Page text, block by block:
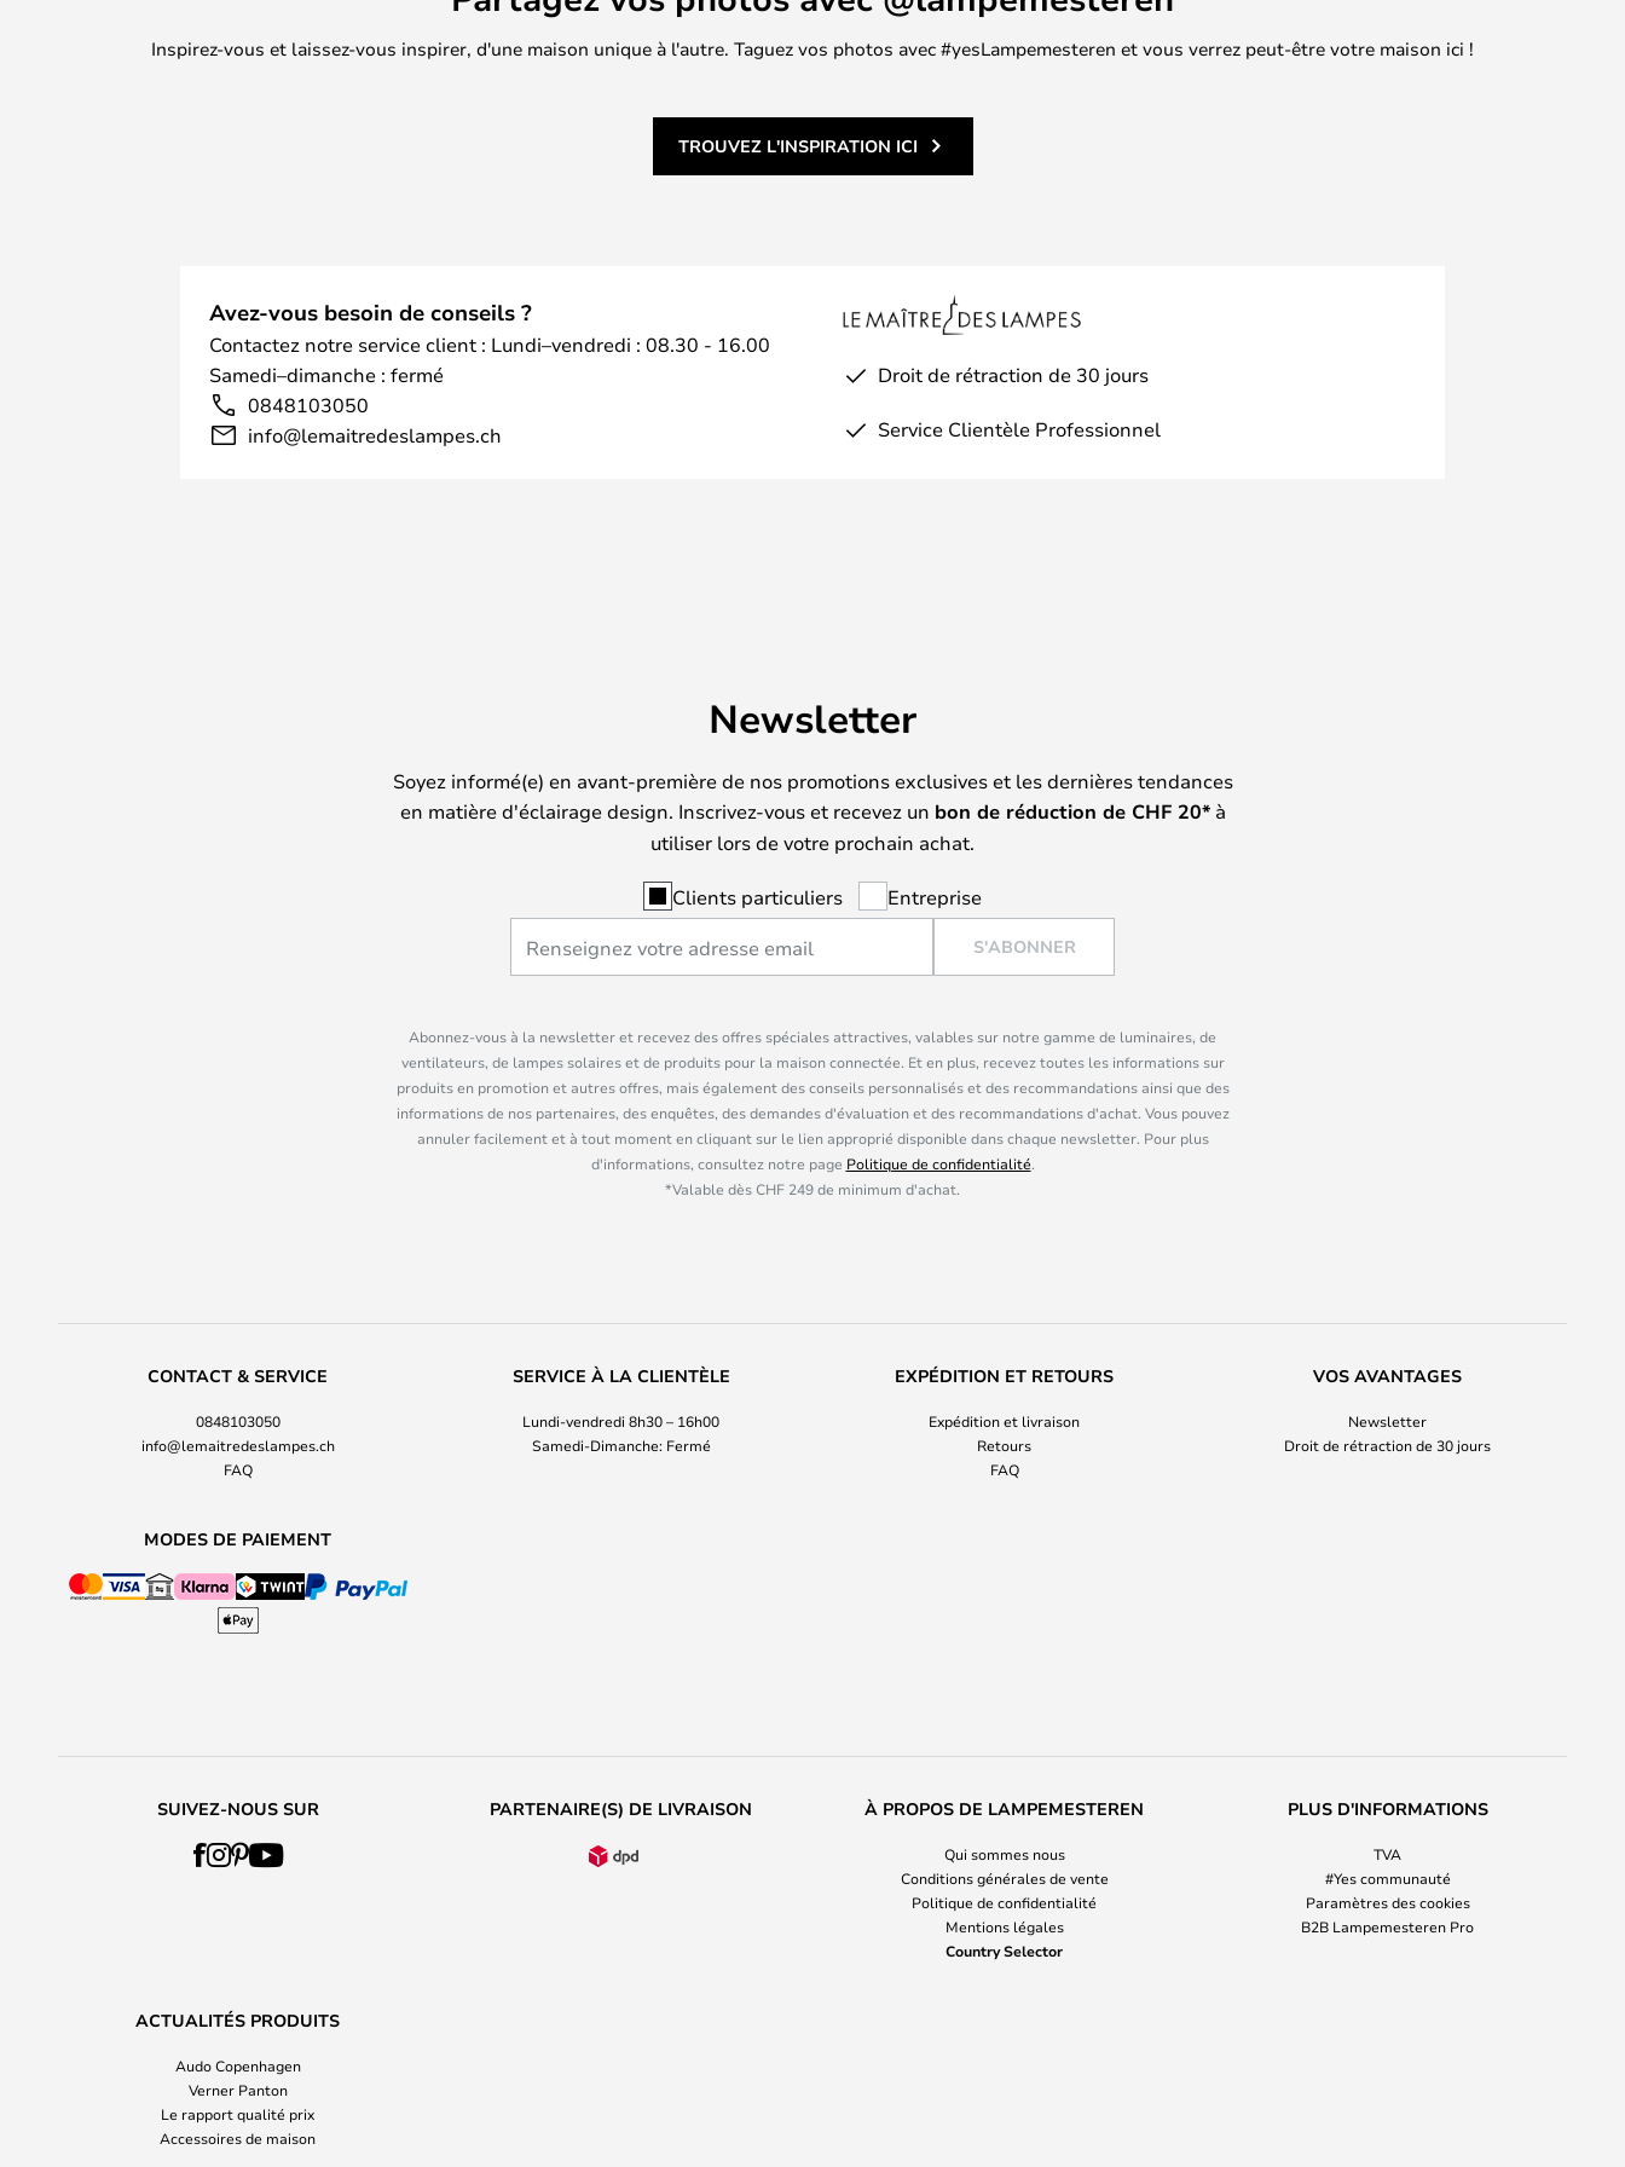
Inspirez-vous et laissez-vous inspirer, d'une maison unique à l'autre. Taguez vos photos avec #yesLampemesteren et vous verrez peut-être votre maison ici !
TROUVEZ L'INSPIRATION ICI
Avez-vous besoin de conseils ?
Contactez notre service client : Lundi–vendredi : 08.30 - 16.00
Samedi–dimanche : fermé
0848103050
info@lemaitredeslampes.ch
Droit de rétraction de 30 jours
Service Clientèle Professionnel
Newsletter
Soyez informé(e) en avant-première de nos promotions exclusives et les dernières tendances
en matière d'éclairage design. Inscrivez-vous et recevez un bon de réduction de CHF 20*à
utiliser lors de votre prochain achat.
Clients particuliers Entreprise
S'ABONNER
Abonnez-vous à la newsletter et recevez des offres spéciales attractives, valables sur notre gamme de luminaires, de
ventilateurs, de lampes solaires et de produits pour la maison connectée. Et en plus, recevez toutes les informations sur
produits en promotion et autres offres, mais également des conseils personnalisés et des recommandations ainsi que des
informations de nos partenaires, des enquêtes, des demandes d'évaluation et des recommandations d'achat. Vous pouvez
annuler facilement et à tout moment en cliquant sur le lien approprié disponible dans chaque newsletter. Pour plus
d'informations, consultez notre page Politique de confidentialité.
*Valable dès CHF 249 de minimum d'achat.
CONTACT & SERVICE
0848103050
info@lemaitredeslampes.ch
FAQ
SERVICE À LA CLIENTÈLE
Lundi-vendredi 8h30 – 16h00
Samedi-Dimanche: Fermé
EXPÉDITION ET RETOURS
Expédition et livraison
Retours
FAQ
VOS AVANTAGES
Newsletter
Droit de rétraction de 30 jours
MODES DE PAIEMENT
SUIVEZ-NOUS SUR PARTENAIRE(S) DE LIVRAISON À PROPOS DE LAMPEMESTEREN
Qui sommes nous
Conditions générales de vente
Politique de confidentialité
Mentions légales
Country Selector
PLUS D'INFORMATIONS
TVA
#Yes communauté
Paramètres des cookies
B2B Lampemesteren Pro
ACTUALITÉS PRODUITS
Audo Copenhagen
Verner Panton
Le rapport qualité prix
Accessoires de maison